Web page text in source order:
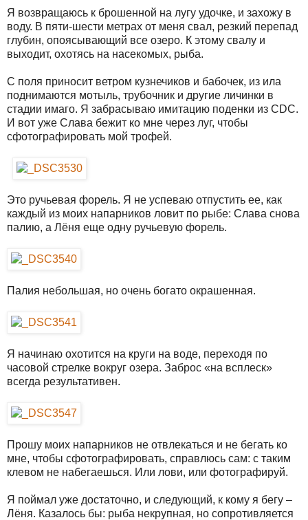
Я возвращаюсь к брошенной на лугу удочке, и захожу в
воду. В пяти-шести метрах от меня свал, резкий перепад
глубин, опоясывающий все озеро. К этому свалу и
выходит, охотясь на насекомых, рыба.
С поля приносит ветром кузнечиков и бабочек, из ила
поднимаются мотыль, трубочник и другие личинки в
стадии имаго. Я забрасываю имитацию поденки из CDC.
И вот уже Слава бежит ко мне через луг, чтобы
сфотографировать мой трофей.
Это ручьевая форель. Я не успеваю отпустить ее, как
каждый из моих напарников ловит по рыбе: Слава снова
палию, а Лёня еще одну ручьевую форель.
Палия небольшая, но очень богато окрашенная.
Я начинаю охотится на круги на воде, переходя по
часовой стрелке вокруг озера. Заброс «на всплеск»
всегда результативен.
Прошу моих напарников не отвлекаться и не бегать ко
мне, чтобы сфотографировать, справлюсь сам: с таким
клевом не набегаешься. Или лови, или фотографируй.
Я поймал уже достаточно, и следующий, к кому я бегу –
Лёня. Казалось бы: рыба некрупная, но сопротивляется